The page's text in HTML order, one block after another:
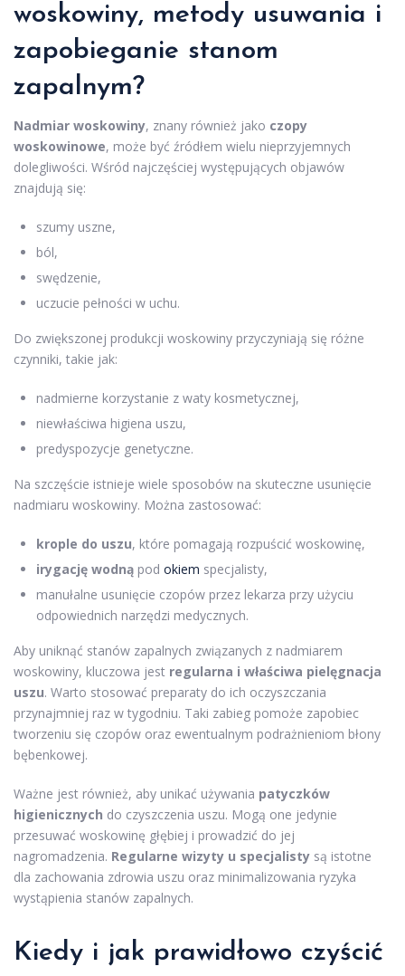
woskowiny, metody usuwania i
zapobieganie stanom
zapalnym?
Nadmiar woskowiny, znany również jako czopy
woskowinowe, może być źródłem wielu nieprzyjemnych
dolegliwości. Wśród najczęściej występujących objawów
znajdują się:
szumy uszne,
ból,
swędzenie,
uczucie pełności w uchu.
Do zwiększonej produkcji woskowiny przyczyniają się różne
czynniki, takie jak:
nadmierne korzystanie z waty kosmetycznej,
niewłaściwa higiena uszu,
predyspozycje genetyczne.
Na szczęście istnieje wiele sposobów na skuteczne usunięcie
nadmiaru woskowiny. Można zastosować:
krople do uszu, które pomagają rozpuścić woskowinę,
irygację wodną pod okiem specjalisty,
manułalne usunięcie czopów przez lekarza przy użyciu
odpowiednich narzędzi medycznych.
Aby uniknąć stanów zapalnych związanych z nadmiarem
woskowiny, kluczowa jest regularna i właściwa pielęgnacja
uszu. Warto stosować preparaty do ich oczyszczania
przynajmniej raz w tygodniu. Taki zabieg pomoże zapobiec
tworzeniu się czopów oraz ewentualnym podrażnieniom błony
bębenkowej.
Ważne jest również, aby unikać używania patyczków
higienicznych do czyszczenia uszu. Mogą one jedynie
przesuwać woskowinę głębiej i prowadzić do jej
nagromadzenia. Regularne wizyty u specjalisty są istotne
dla zachowania zdrowia uszu oraz minimalizowania ryzyka
wystąpienia stanów zapalnych.
Kiedy i jak prawidłowo czyścić